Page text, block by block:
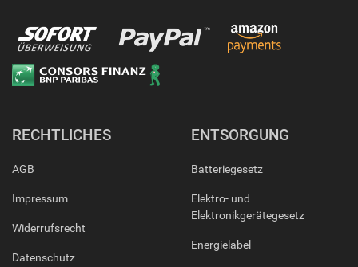
RECHTLICHES
AGB
Impressum
Widerrufsrecht
Datenschutz
ENTSORGUNG
Batteriegesetz
Elektro- und
Elektronikgerätegesetz
Energielabel